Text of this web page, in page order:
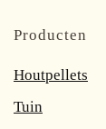
Producten
Houtpellets
Tuin